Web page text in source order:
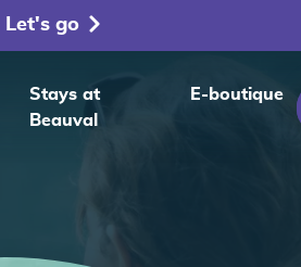
Let's go
Stays at
Beauval
E-boutique